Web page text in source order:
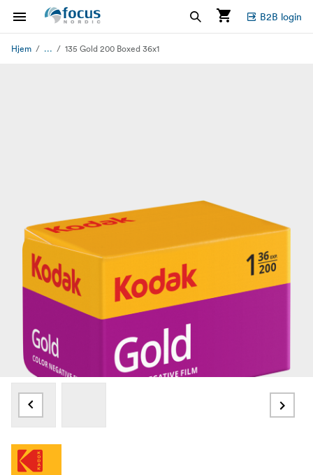
B2B login
Hjem ... 135 Gold 200 Boxed 36x1